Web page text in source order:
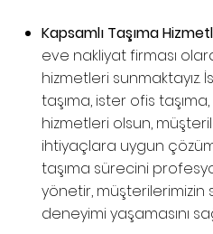
Kapsamlı Taşıma
eve nakliyat firması
hizmetleri sunmaktayız.
taşıma, ister ofis
hizmetleri olsun,
ihtiyaçlara uygun
taşıma sürecini
yönetir, müşterilerimizin
deneyimi yaşamasını